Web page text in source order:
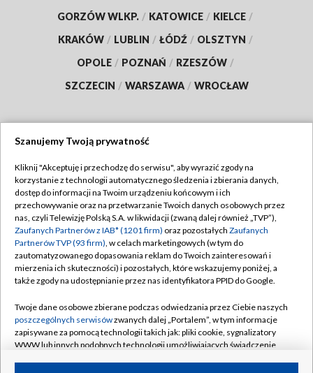
GORZÓW WLKP. / KATOWICE / KIELCE /
KRAKÓW / LUBLIN / ŁÓDŹ / OLSZTYN /
OPOLE / POZNAŃ / RZESZÓW /
SZCZECIN / WARSZAWA / WROCŁAW
TVP
Abonament TVP
Emisja w TVP
Centrum informacji TVP
Naziemna Telewizja Cyfrowa
Rada Programowa
System NOS
Informacje o nadawcy
Regulamin TVP
Polityka prywatności
Moje zgody
Pomoc
Kontakt
Kanały
Szanujemy Twoją prywatność
Kliknij "Akceptuję i przechodzę do serwisu", aby wyrazić zgody na
korzystanie z technologii automatycznego śledzenia i zbierania danych,
dostęp do informacji na Twoim urządzeniu końcowym i ich
przechowywanie oraz na przetwarzanie Twoich danych osobowych przez
nas, czyli Telewizję Polską S.A. w likwidacji (zwaną dalej również „TVP”),
Zaufanych Partnerów z IAB* (1201 firm) oraz pozostałych Zaufanych
Partnerów TVP (93 firm), w celach marketingowych (w tym do
zautomatyzowanego dopasowania reklam do Twoich zainteresowań i
mierzenia ich skuteczności) i pozostałych, które wskazujemy poniżej, a
także zgody na udostępnianie przez nas identyfikatora PPID do Google.
Twoje dane osobowe zbierane podczas odwiedzania przez Ciebie naszych
poszczególnych serwisówzwanych dalej „Portalem”, w tym informacje
zapisywane za pomocą technologii takich jak: pliki cookie, sygnalizatory
WWW lub innych podobnych technologii umożliwiających świadczenie